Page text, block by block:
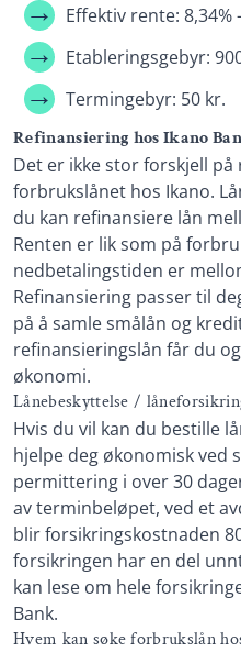
Effektiv rente: 8,34%
Etableringsgebyr:
Termingebyr: 50 kr.
Refinansiering hos Ikano
Det er ikke stor forskjell
forbrukslånet hos Ikano.
du kan refinansiere lån
Renten er lik som på
nedbetalingstiden er
Refinansiering passer til
på å samle smålån og
refinansieringslån får du
økonomi.
Lånebeskyttelse /
Hvis du vil kan du bestille
hjelpe deg økonomisk ved
permittering i over 30
av terminbeløpet, ved et
blir forsikringskostnaden
forsikringen har en del
kan lese om hele
Bank.
Hvem kan søke forbrukslån